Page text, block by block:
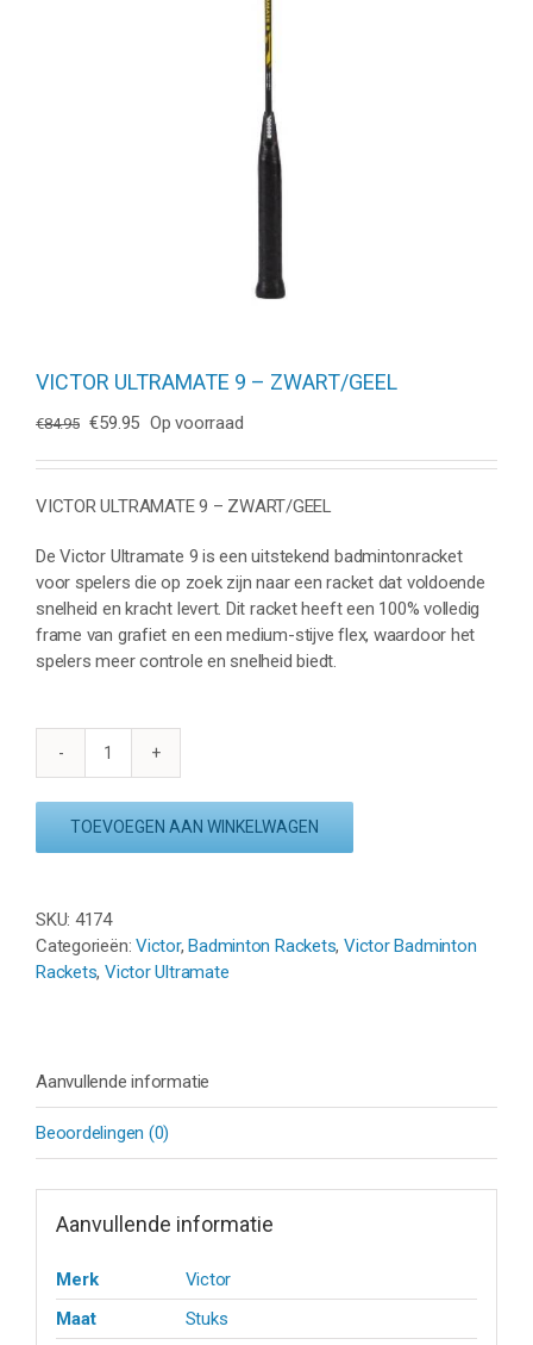
VICTOR ULTRAMATE 9 – ZWART/GEEL
€84.95 Oorspronkelijke
was:
€84.95.
€59.95Huidige
is:
€59.95.
Op voorraad
VICTOR ULTRAMATE 9 – ZWART/GEEL
De Victor Ultramate 9 is een uitstekend badmintonracket
voor spelers die op zoek zijn naar een racket dat voldoende
snelheid en kracht levert. Dit racket heeft een 100% volledig
frame van grafiet en een medium-stijve flex, waardoor het
spelers meer controle en snelheid biedt.
VICTOR
9
TOEVOEGEN AAN WINKELWAGEN
SKU: 4174
Categorieën:Victor, Badminton Rackets,Victor Badminton
Rackets, Victor Ultramate
Aanvullende informatie
Beoordelingen (0)
Aanvullende informatie
Merk
Victor
Maat
Stuks